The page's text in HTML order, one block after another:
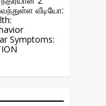
வீடியோ:
Symptoms: